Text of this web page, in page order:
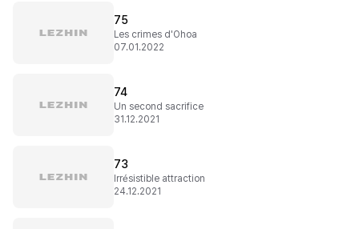
75
Les crimes d'Ohoa
07.01.2022
74
Un second sacrifice
31.12.2021
73
Irrésistible attraction
24.12.2021